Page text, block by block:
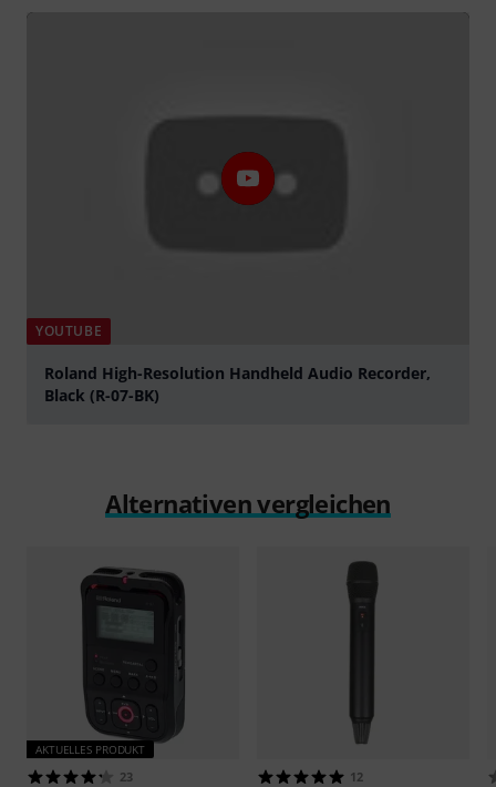
YOUTUBE
Roland High-Resolution Handheld Audio Recorder,
Black (R-07-BK)
Alternativen vergleichen
AKTUELLES PRODUKT
23 12